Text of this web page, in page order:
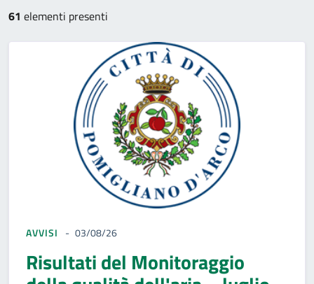
61 elementi presenti
AVVISI 03/08/26
Risultati del Monitoraggio